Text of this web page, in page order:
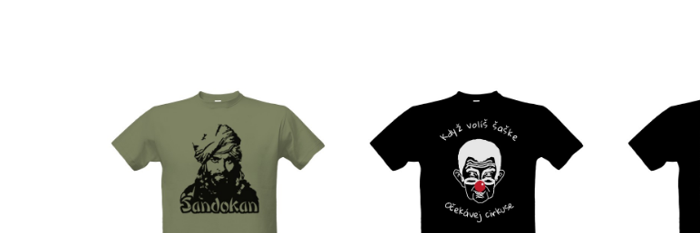
Přizpůsobitelný motiv